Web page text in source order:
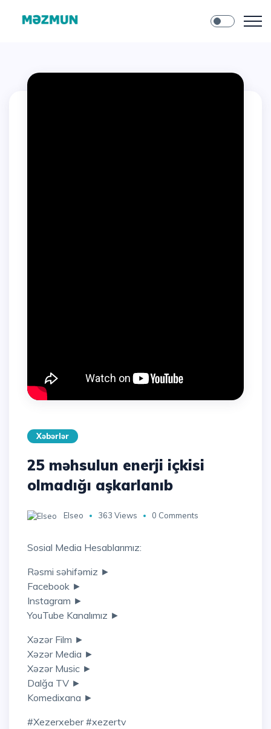
Xəbərlər
25 məhsulun enerji içkisi
olmadığı aşkarlanıb
Elseo 363 Views 0 Comments
Sosial Media Hesablarımız:
Rəsmi səhifəmiz ►
Facebook ►
Instagram ►
YouTube Kanalımız ►
Xəzər Film ►
Xəzər Media ►
Xəzər Music ►
Dalğa TV ►
Komedixana ►
#xezerxeber #xezertv